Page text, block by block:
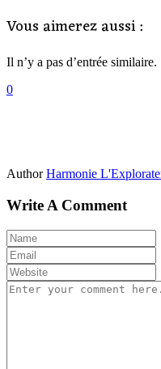
Vous aimerez aussi :
Il n’y a pas d’entrée similaire.
0
Author Harmonie
Write A Comment